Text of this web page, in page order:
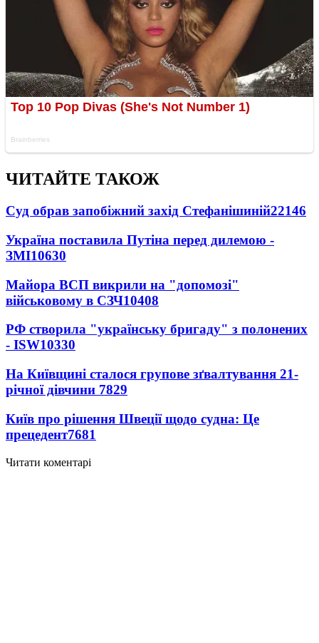
ЧИТАЙТЕ ТАКОЖ
Суд обрав запобіжний захід Стефанішиній22146
Україна поставила Путіна перед дилемою -
ЗМІ10630
Майора ВСП викрили на "допомозі"
військовому в СЗЧ10408
РФ створила "українську бригаду" з полонених
- ISW10330
На Київщині сталося групове зґвалтування 21-
річної дівчини 7829
Київ про рішення Швеції щодо судна: Це
прецедент7681
Читати коментарі